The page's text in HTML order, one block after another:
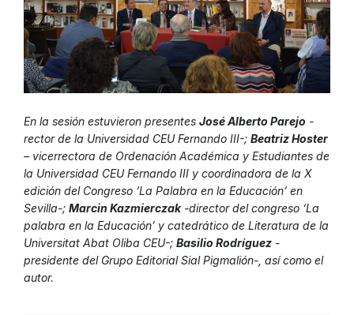
En la sesión estuvieron presentes José Alberto Parejo -
rector de la Universidad CEU Fernando III-; Beatriz Hoster
– vicerrectora de Ordenación Académica y Estudiantes de
la Universidad CEU Fernando III y coordinadora de la X
edición del Congreso ‘La Palabra en la Educación’ en
Sevilla-; Marcin Kazmierczak-director del congreso ‘La
palabra en la Educación’ y catedrático de Literatura de la
Universitat Abat Oliba CEU-; Basilio Rodríguez -
presidente del Grupo Editorial Sial Pigmalión-, así como el
autor.